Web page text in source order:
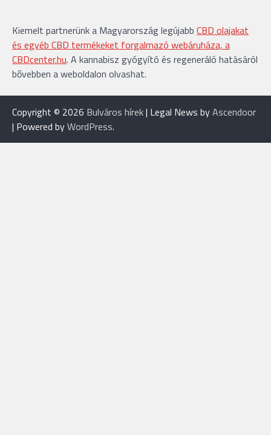
Kiemelt partnerünk a Magyarország legújabb CBD olajakat
és egyéb CBD termékeket forgalmazó webáruháza, a
CBDcenter.hu. A kannabisz gyógyító és regeneráló hatásáról
bővebben a weboldalon olvashat.
Copyright © 2026 Bulváros hírek| Legal News byAscendoor
| Powered byWordPress.